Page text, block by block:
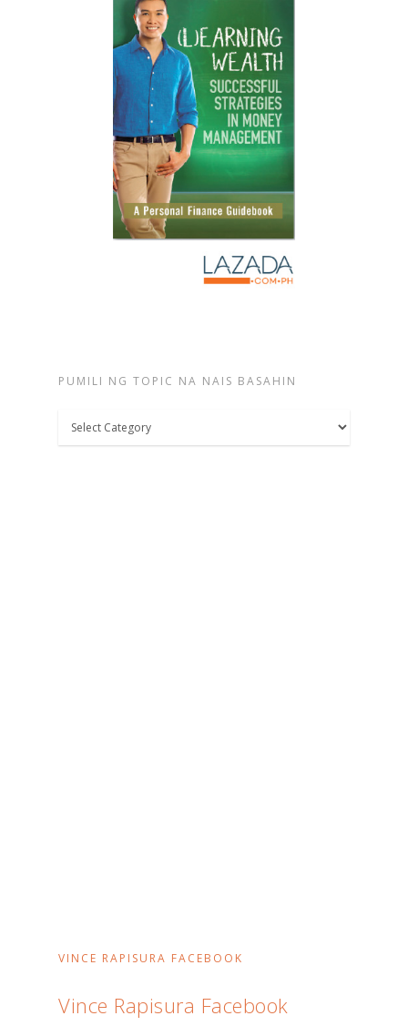
PUMILI NG TOPIC NA NAIS BASAHIN
Pumili
ng
VINCE RAPISURA FACEBOOK
Vince Rapisura Facebook